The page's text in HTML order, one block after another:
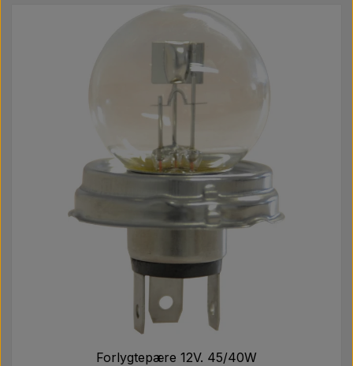
Forlygtepære 12V. 45/40W